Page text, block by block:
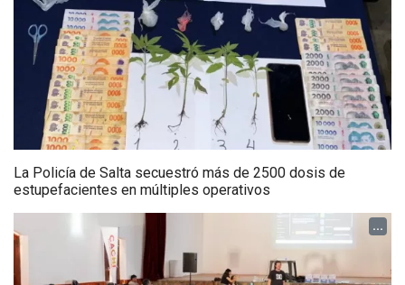
La Policía de Salta secuestró más de 2500 dosis de
estupefacientes en múltiples operativos
...